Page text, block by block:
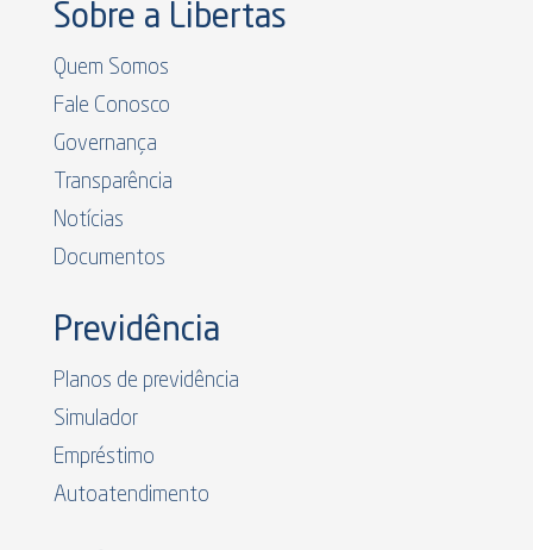
Sobre a Libertas
Quem Somos
Fale Conosco
Governança
Transparência
Notícias
Documentos
Previdência
Planos de previdência
Simulador
Empréstimo
Autoatendimento